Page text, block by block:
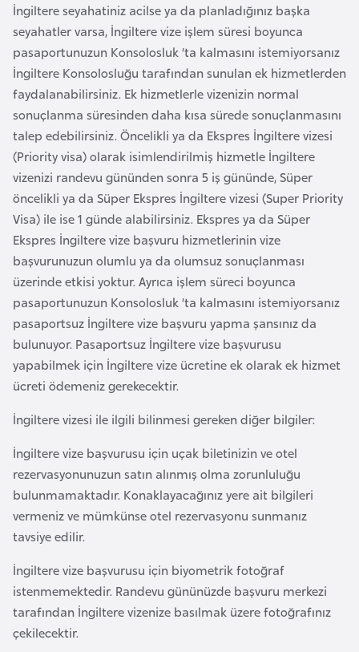
İngiltere seyahatiniz acilse ya da planladığınız başka
seyahatler varsa, İngiltere vize işlem süresi boyunca
pasaportunuzun Konsolosluk ’ta kalmasını istemiyorsanız
İngiltere Konsolosluğu tarafından sunulan ek hizmetlerden
faydalanabilirsiniz. Ek hizmetlerle vizenizin normal
sonuçlanma süresinden daha kısa sürede sonuçlanmasını
talep edebilirsiniz. Öncelikli ya da Ekspres İngiltere vizesi
(Priority visa) olarak isimlendirilmiş hizmetle İngiltere
vizenizi randevu gününden sonra 5 iş gününde, Süper
öncelikli ya da Süper Ekspres İngiltere vizesi (Super Priority
Visa) ile ise 1 günde alabilirsiniz. Ekspres ya da Süper
Ekspres İngiltere vize başvuru hizmetlerinin vize
başvurunuzun olumlu ya da olumsuz sonuçlanması
üzerinde etkisi yoktur. Ayrıca işlem süreci boyunca
pasaportunuzun Konsolosluk ’ta kalmasını istemiyorsanız
pasaportsuz İngiltere vize başvuru yapma şansınız da
bulunuyor. Pasaportsuz İngiltere vize başvurusu
yapabilmek için İngiltere vize ücretine ek olarak ek hizmet
ücreti ödemeniz gerekecektir.
İngiltere vizesi ile ilgili bilinmesi gereken diğer bilgiler:
İngiltere vize başvurusu için uçak biletinizin ve otel
rezervasyonunuzun satın alınmış olma zorunluluğu
bulunmamaktadır. Konaklayacağınız yere ait bilgileri
vermeniz ve mümkünse otel rezervasyonu sunmanız
tavsiye edilir.
İngiltere vize başvurusu için biyometrik fotoğraf
istenmemektedir. Randevu gününüzde başvuru merkezi
tarafından İngiltere vizenize basılmak üzere fotoğrafınız
çekilecektir.
y
e
t
i
C
e
z
a
y
i
r
C
i
b
u
t
Ç
i
n
D
n
i
m
a